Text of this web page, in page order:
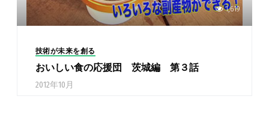
1,619
技術が未来を創る
おいしい食の応援団 茨城編 第３話
2012年10月